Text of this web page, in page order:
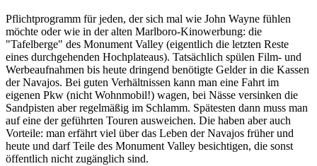
Pflichtprogramm für jeden, der sich mal wie John Wayne fühlen
möchte oder wie in der alten Marlboro-Kinowerbung: die
"Tafelberge" des Monument Valley (eigentlich die letzten Reste
eines durchgehenden Hochplateaus). Tatsächlich spülen Film- und
Werbeaufnahmen bis heute dringend benötigte Gelder in die Kassen
der Navajos. Bei guten Verhältnissen kann man eine Fahrt im
eigenen Pkw (nicht Wohnmobil!) wagen, bei Nässe versinken die
Sandpisten aber regelmäßig im Schlamm. Spätesten dann muss man
auf eine der geführten Touren ausweichen. Die haben aber auch
Vorteile: man erfährt viel über das Leben der Navajos früher und
heute und darf Teile des Monument Valley besichtigen, die sonst
öffentlich nicht zugänglich sind.